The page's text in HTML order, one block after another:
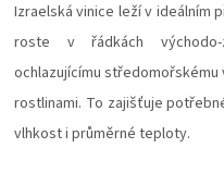
Izraelská vinice leží v ideálním
roste v řádkách východo-
ochlazujícímu
rostlinami. To zajišťuje
vlhkost i průměrné teploty.